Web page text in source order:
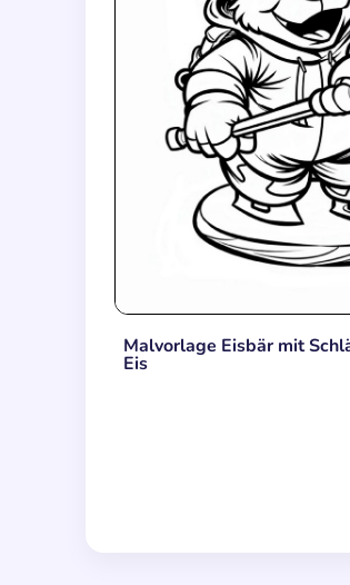
Malvorlage Eisbär mit
Eis